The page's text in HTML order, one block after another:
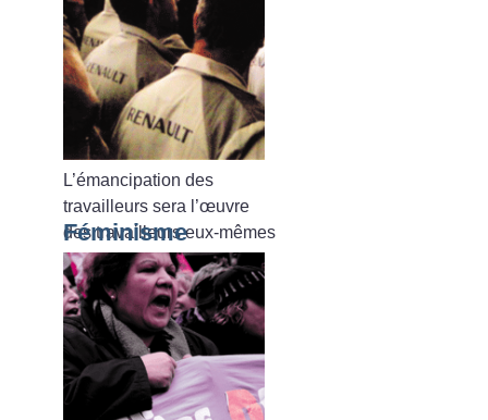
L’émancipation des
travailleurs sera l’œuvre
des travailleurs eux-mêmes
Féminisme